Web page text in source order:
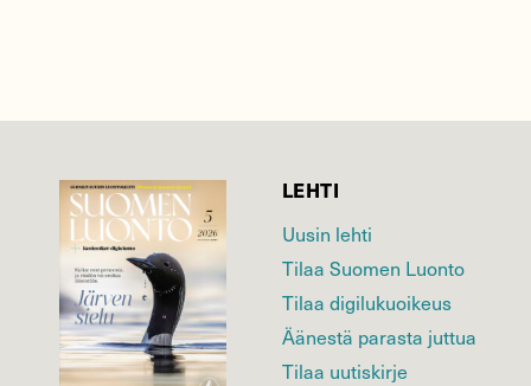
LEHTI
Uusin lehti
Tilaa Suomen Luonto
Tilaa digilukuoikeus
Äänestä parasta juttua
Tilaa uutiskirje